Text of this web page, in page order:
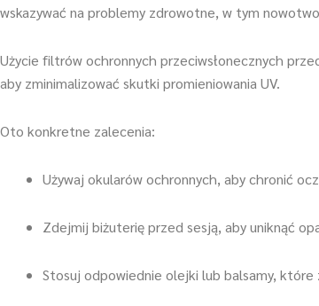
wskazywać na problemy zdrowotne, w tym
Użycie filtrów ochronnych przeciwsłonecznych
aby zminimalizować skutki promieniowania UV.
Oto konkretne zalecenia:
Używaj okularów ochronnych, aby chronić
Zdejmij biżuterię przed sesją, aby uniknąć
Stosuj odpowiednie olejki lub balsamy, które